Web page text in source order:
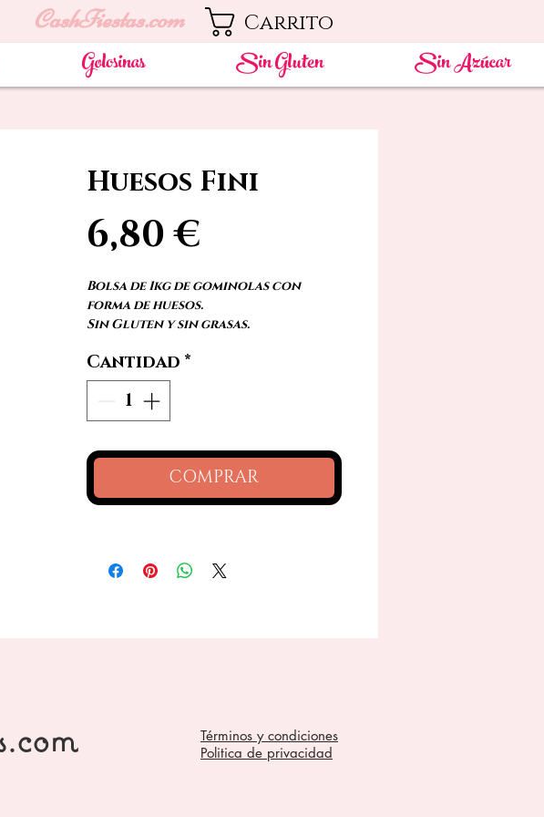
CashFiestas.com Carrito
Golosinas Sin Gluten Sin Azúcar
Huesos Fini
6,80 €
Bolsa de 1kg de gominolas con
forma de huesos.
Sin Gluten y sin grasas.
Cantidad *
COMPRAR
Términos y condiciones
Politica de privacidad